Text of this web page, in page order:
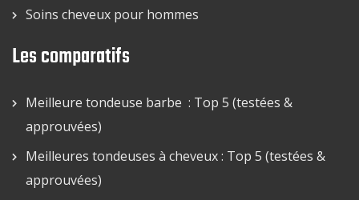
Soins cheveux pour hommes
Les comparatifs
Meilleure tondeuse barbe : Top 5 (testées &
approuvées)
Meilleures tondeuses à cheveux : Top 5 (testées &
approuvées)